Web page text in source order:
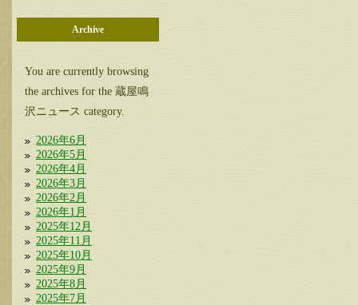
Archive
You are currently browsing
the archives for the 蔵屋鳴
沢ニュース category.
2026年6月
2026年5月
2026年4月
2026年3月
2026年2月
2026年1月
2025年12月
2025年11月
2025年10月
2025年9月
2025年8月
2025年7月